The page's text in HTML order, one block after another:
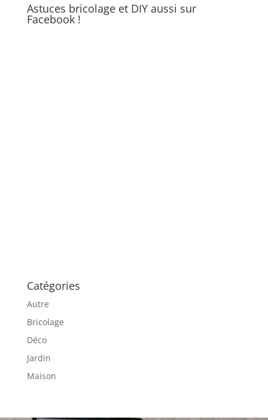
Astuces bricolage et DIY aussi sur
Facebook !
Catégories
Autre
Bricolage
Déco
Jardin
Maison